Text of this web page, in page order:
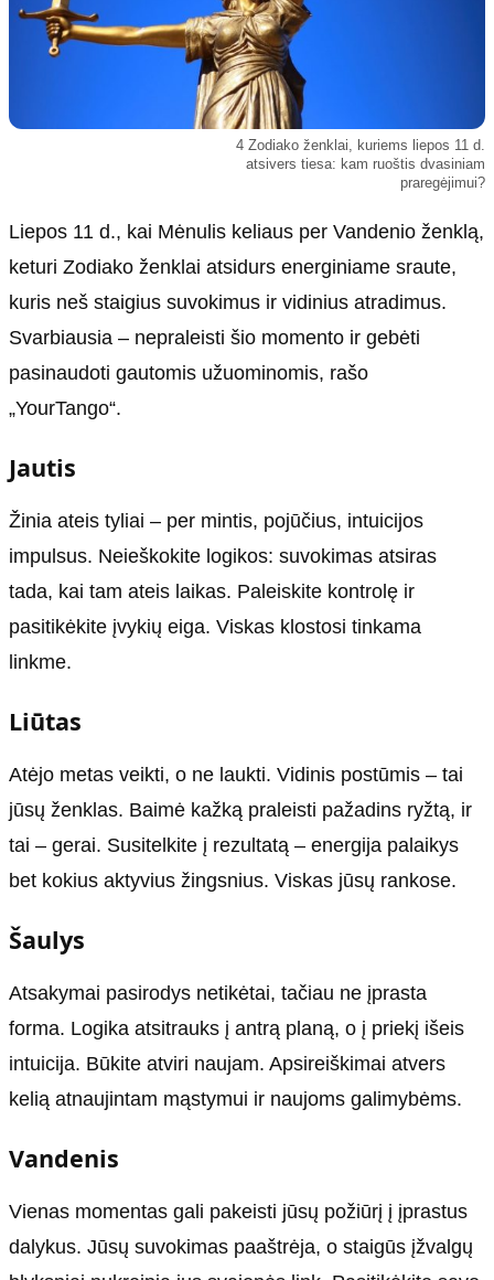
Redakcija
Dirbtinis intelektas
4 Zodiako ženklai, kuriems liepos 11 d.
atsivers tiesa: kam ruoštis dvasiniam
praregėjimui?
Liepos 11 d., kai Mėnulis keliaus per Vandenio ženklą,
keturi Zodiako ženklai atsidurs energiniame sraute,
kuris neš staigius suvokimus ir vidinius atradimus.
Svarbiausia – nepraleisti šio momento ir gebėti
pasinaudoti gautomis užuominomis, rašo
„YourTango“.
Jautis
Žinia ateis tyliai – per mintis, pojūčius, intuicijos
impulsus. Neieškokite logikos: suvokimas atsiras
tada, kai tam ateis laikas. Paleiskite kontrolę ir
pasitikėkite įvykių eiga. Viskas klostosi tinkama
linkme.
Liūtas
Atėjo metas veikti, o ne laukti. Vidinis postūmis – tai
jūsų ženklas. Baimė kažką praleisti pažadins ryžtą, ir
tai – gerai. Susitelkite į rezultatą – energija palaikys
bet kokius aktyvius žingsnius. Viskas jūsų rankose.
Šaulys
Atsakymai pasirodys netikėtai, tačiau ne įprasta
forma. Logika atsitrauks į antrą planą, o į priekį išeis
intuicija. Būkite atviri naujam. Apsireiškimai atvers
kelią atnaujintam mąstymui ir naujoms galimybėms.
Vandenis
Vienas momentas gali pakeisti jūsų požiūrį į įprastus
dalykus. Jūsų suvokimas paaštrėja, o staigūs įžvalgų